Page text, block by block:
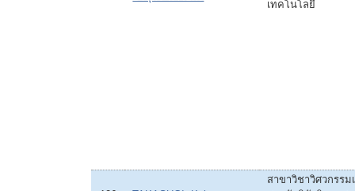
เทคโนโลยี
สาขาวิชาวิศวกรรม